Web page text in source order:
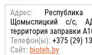
Адрес: Республика
Щомыслицкий с/с,
территория заправки
Телефон(ы): +375 (29)
Сайт: bioteh.by